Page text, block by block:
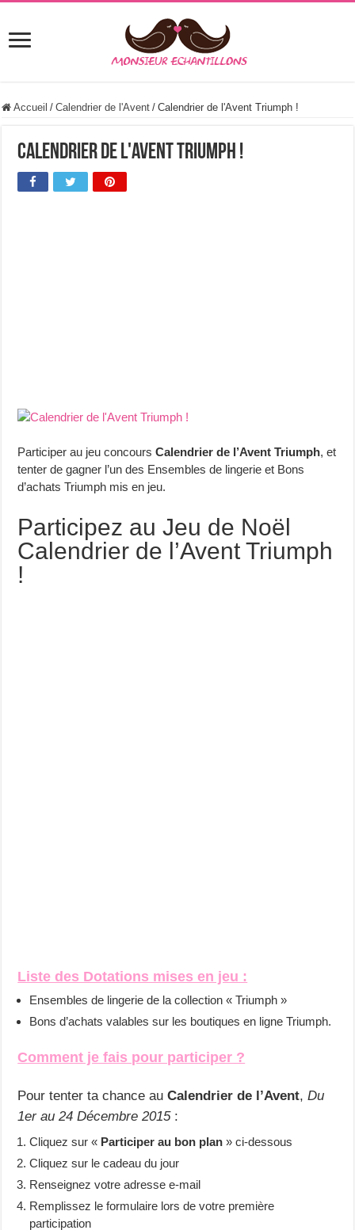
Accueil / Calendrier de l'Avent / Calendrier de l'Avent Triumph !
Calendrier de l'Avent Triumph !
Participer au jeu concoursCalendrier de l’Avent Triumph, et
tenter de gagner l’un des Ensembles de lingerie et Bons
d’achats Triumph mis en jeu.
Participez au Jeu de Noël
Calendrier de l’Avent Triumph
!
Liste des Dotations mises en jeu :
Ensembles de lingerie de la collection « Triumph »
Bons d’achats valables sur les boutiques en ligne Triumph.
Comment je fais pour participer ?
Pour tenter ta chance auCalendrier de l’Avent,Du
1er au 24 Décembre 2015:
Cliquez sur « Participer au bon plan » ci-dessous
Cliquez sur le cadeau du jour
Renseignez votre adresse e-mail
Remplissez le formulaire lors de votre première
participation